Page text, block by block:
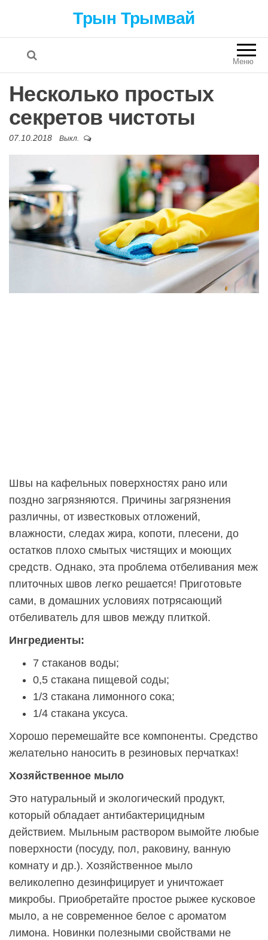
Трын Трымвай
Меню
Несколько простых
секретов чистоты
07.10.2018 Выкл.
Швы на кафельных поверхностях рано или
поздно загрязняются. Причины загрязнения
различны, от известковых отложений,
влажности, следах жира, копоти, плесени, до
остатков плохо смытых чистящих и моющих
средств. Однако, эта проблема отбеливания меж
плиточных швов легко решается! Приготовьте
сами, в домашних условиях потрясающий
отбеливатель для швов между плиткой.
Ингредиенты:
7 стаканов воды;
0,5 стакана пищевой соды;
1/3 стакана лимонного сока;
1/4 стакана уксуса.
Хорошо перемешайте все компоненты. Средство
желательно наносить в резиновых перчатках!
Хозяйственное мыло
Это натуральный и экологический продукт,
который обладает антибактерицидным
действием. Мыльным раствором вымойте любые
поверхности (посуду, пол, раковину, ванную
комнату и др.). Хозяйственное мыло
великолепно дезинфицирует и уничтожает
микробы. Приобретайте простое рыжее кусковое
мыло, а не современное белое с ароматом
лимона. Новинки полезными свойствами не